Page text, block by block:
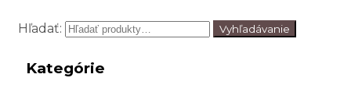
Hľadať: Vyhľadávanie
Kategórie